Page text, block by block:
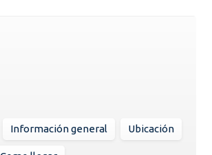
Información general Ubicación